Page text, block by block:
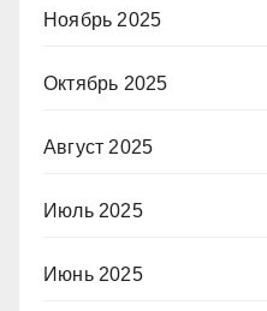
Ноябрь 2025
Октябрь 2025
Август 2025
Июль 2025
Июнь 2025